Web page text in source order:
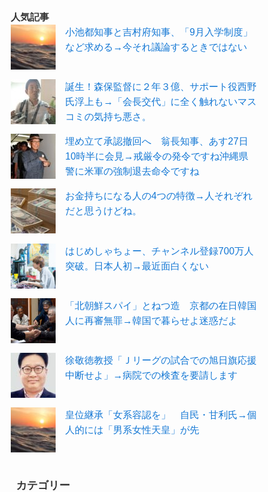
人気記事
小池都知事と吉村府知事、「9月入学制度」
など求める→今それ議論するときではない
誕生！森保監督に２年３億、サポート役西野
氏浮上も→「会長交代」に全く触れないマス
コミの気持ち悪さ。
埋め立て承認撤回へ 翁長知事、あす27日
10時半に会見→戒厳令の発令ですね沖縄県
警に米軍の強制退去命令ですね
お金持ちになる人の4つの特徴→人それぞれ
だと思うけどね。
はじめしゃちょー、チャンネル登録700万人
突破。日本人初→最近面白くない
「北朝鮮スパイ」とねつ造 京都の在日韓国
人に再審無罪→韓国で暮らせよ迷惑だよ
徐敬徳教授「Ｊリーグの試合での旭日旗応援
中断せよ」→病院での検査を要請します
皇位継承「女系容認を」 自民・甘利氏→個
人的には「男系女性天皇」が先
カテゴリー